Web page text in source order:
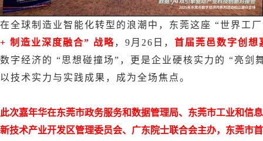
在全球制造业智能化转型的浪潮中，东莞这座 “世界工
+ 制造业深度融合” 战略， 9月26日， 首届莞邑数字创想
数字经济的 “思想碰撞场”，更是企业硬核实力的 “亮剑
以技术实力与实践成果，成为全场焦点。
此次嘉年华在东莞市政务服务和数据管理局、东莞市工业和信
新技术产业开发区管理委员会、广东院士联合会主办，东莞市